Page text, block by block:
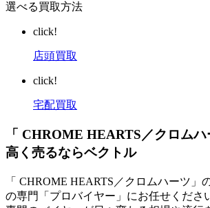
選べる買取方法
click!
店頭買取
click!
宅配買取
「 CHROME HEARTS／クロム
高く売るならベクトル
「 CHROME HEARTS／クロムハーツ」
の専門「プロバイヤー」にお任せくださ